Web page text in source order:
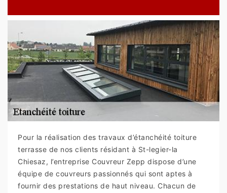
Pour la réalisation des travaux d’étanchéité toiture
terrasse de nos clients résidant à St-legier-la
Chiesaz, l’entreprise Couvreur Zepp dispose d’une
équipe de couvreurs passionnés qui sont aptes à
fournir des prestations de haut niveau. Chacun de